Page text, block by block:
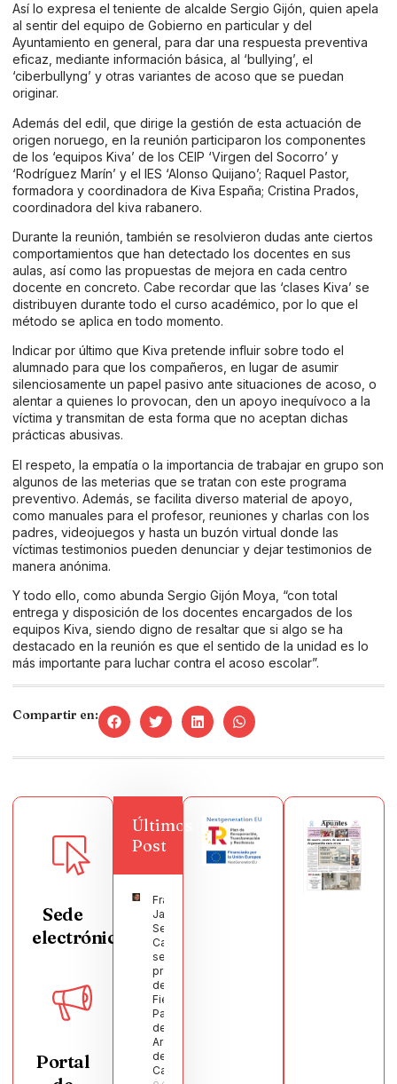
Así lo expresa el teniente de alcalde Sergio Gijón, quien apela
al sentir del equipo de Gobierno en particular y del
Ayuntamiento en general, para dar una respuesta preventiva
eficaz, mediante información básica, al ‘bullying’, el
‘ciberbullyng’ y otras variantes de acoso que se puedan
originar.
Además del edil, que dirige la gestión de esta actuación de
origen noruego, en la reunión participaron los componentes
de los ‘equipos Kiva’ de los CEIP ‘Virgen del Socorro’ y
‘Rodríguez Marín’ y el IES ‘Alonso Quijano’; Raquel Pastor,
formadora y coordinadora de Kiva España; Cristina Prados,
coordinadora del kiva rabanero.
Durante la reunión, también se resolvieron dudas ante ciertos
comportamientos que han detectado los docentes en sus
aulas, así como las propuestas de mejora en cada centro
docente en concreto. Cabe recordar que las ‘clases Kiva’ se
distribuyen durante todo el curso académico, por lo que el
método se aplica en todo momento.
Indicar por último que Kiva pretende influir sobre todo el
alumnado para que los compañeros, en lugar de asumir
silenciosamente un papel pasivo ante situaciones de acoso, o
alentar a quienes lo provocan, den un apoyo inequívoco a la
víctima y transmitan de esta forma que no aceptan dichas
prácticas abusivas.
El respeto, la empatía o la importancia de trabajar en grupo son
algunos de las meterias que se tratan con este programa
preventivo. Además, se facilita diverso material de apoyo,
como manuales para el profesor, reuniones y charlas con los
padres, videojuegos y hasta un buzón virtual donde las
víctimas testimonios pueden denunciar y dejar testimonios de
manera anónima.
Y todo ello, como abunda Sergio Gijón Moya, “con total
entrega y disposición de los docentes encargados de los
equipos Kiva, siendo digno de resaltar que si algo se ha
destacado en la reunión es que el sentido de la unidad es lo
más importante para luchar contra el acoso escolar”.
Compartir en:
Sede
electrónica
Portal
Últimos
Post
Francisco
Javier
Segura
Castellanos
será el
pregonero
de las
Fiestas
Patronales
de
Argamasilla
de
Calatrava